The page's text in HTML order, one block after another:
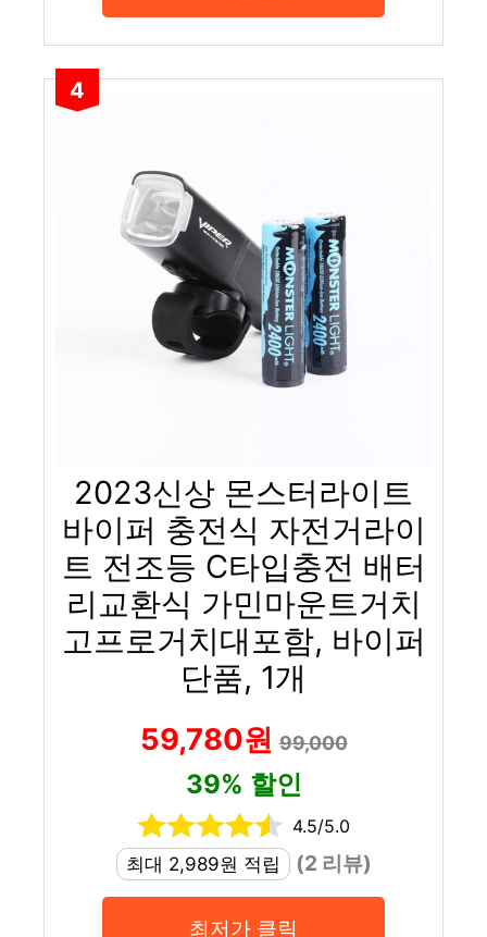
4
2023신상 몬스터라이트
바이퍼 충전식 자전거라이
트 전조등 C타입충전 배터
리교환식 가민마운트거치
고프로거치대포함, 바이퍼
단품, 1개
59,780원99,000
39% 할인
4.5/5.0
최대 2,989원 적립
(2 리뷰)
최저가 클릭